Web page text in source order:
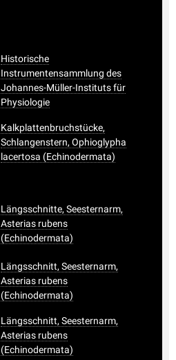
Historische
Instrumentensammlung des
Johannes-Müller-Instituts für
Physiologie
Kalkplattenbruchstücke,
Schlangenstern, Ophioglypha
lacertosa (Echinodermata)
Längsschnitte, Seesternarm,
Asterias rubens
(Echinodermata)
Längsschnitt, Seesternarm,
Asterias rubens
(Echinodermata)
Längsschnitt, Seesternarm,
Asterias rubens
(Echinodermata)